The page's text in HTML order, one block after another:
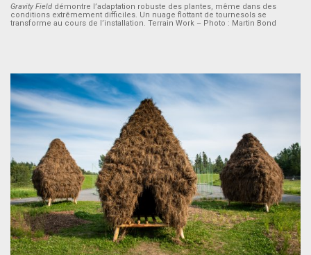
Gravity Field démontre l’adaptation robuste des plantes, même dans des
conditions extrêmement difficiles. Un nuage flottant de tournesols se
transforme au cours de l’installation. Terrain Work – Photo : Martin Bond